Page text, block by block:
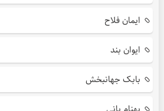
ایمان فلاح
ایوان بند
بابک جهانبخش